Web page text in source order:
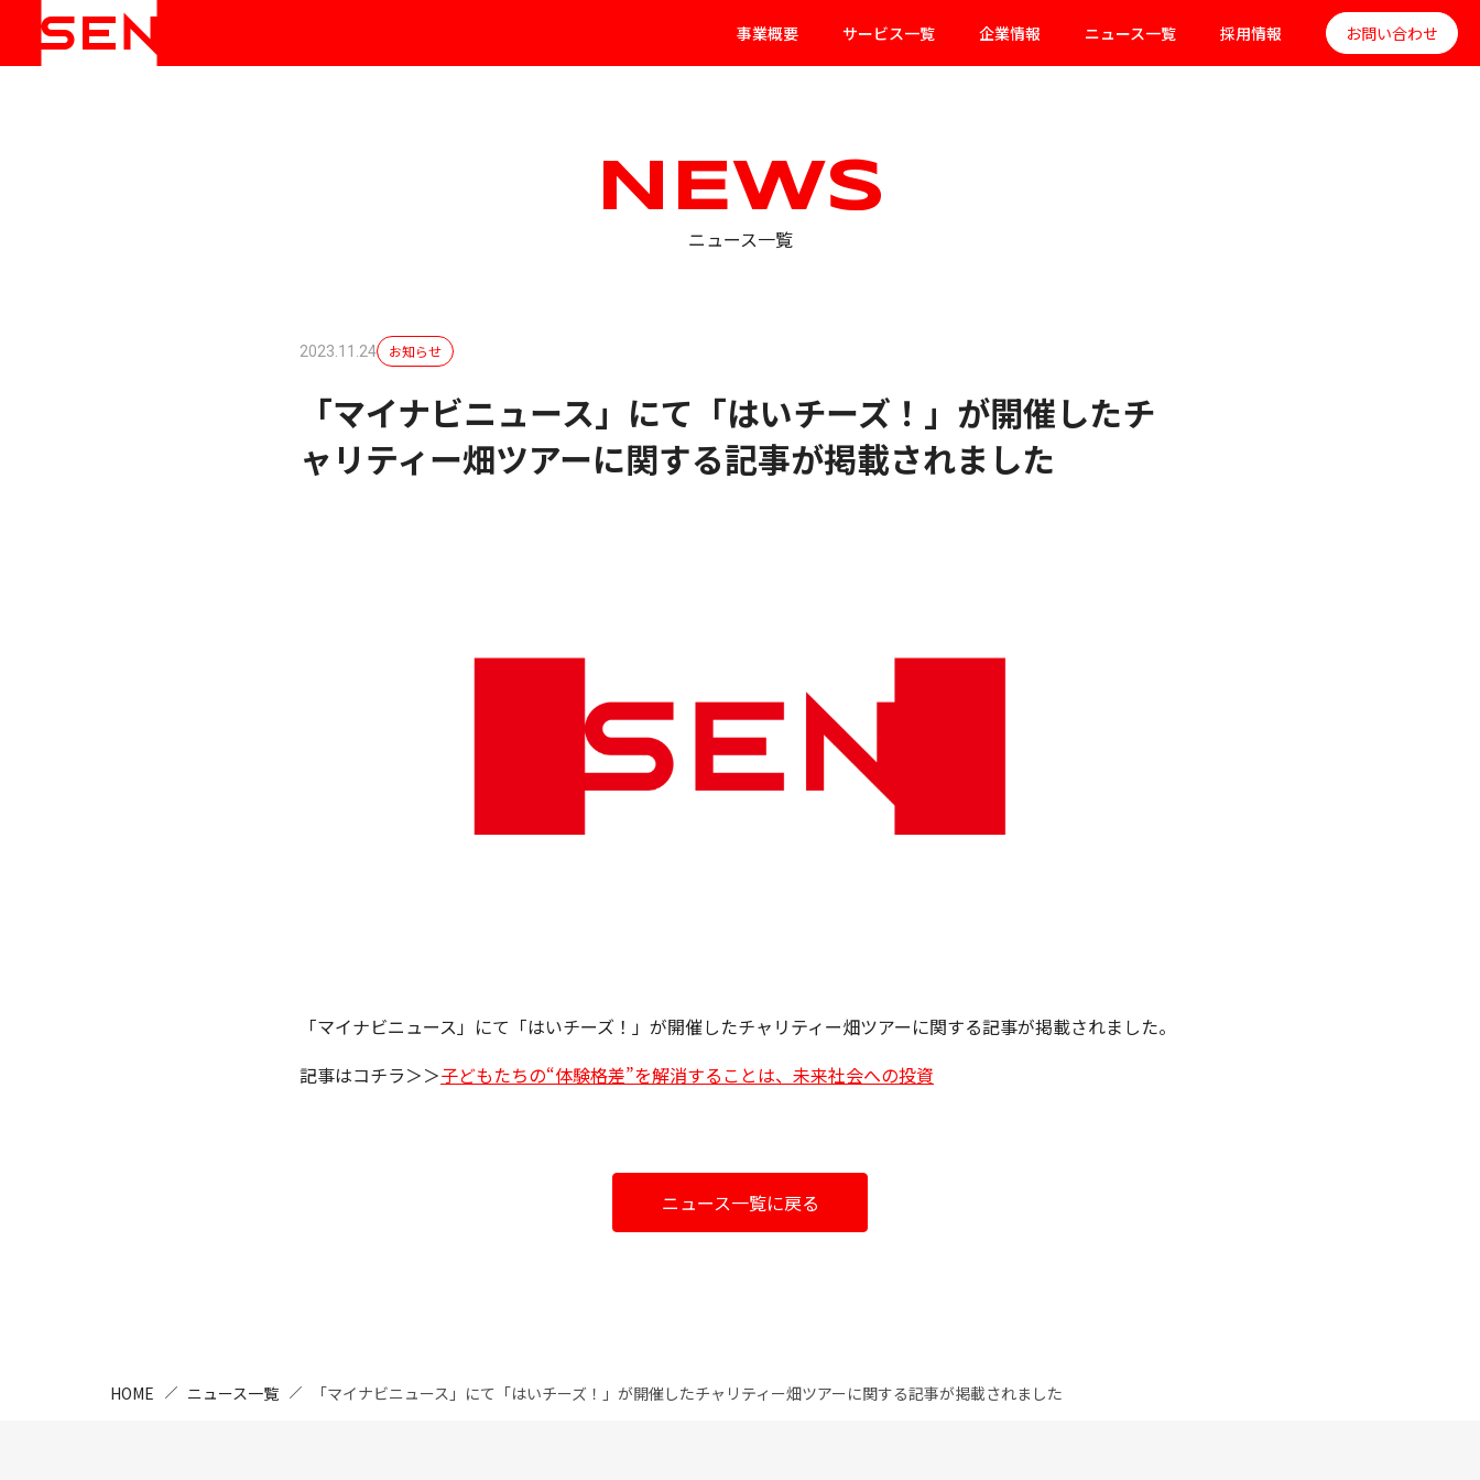
事業概要 サービス一覧 企業情報 ニュース一覧 採用情報 お問い合わせ
NEWS
ニュース一覧
2023.11.24 お知らせ
「マイナビニュース」にて「はいチーズ！」が開催したチ
ャリティー畑ツアーに関する記事が掲載されました
「マイナビニュース」にて「はいチーズ！」が開催したチャリティー畑ツアーに関する記事が掲載されました。
記事はコチラ＞＞子どもたちの“体験格差”を解消することは、未来社会への投資
ニュース一覧に戻る
HOME ニュース一覧 「マイナビニュース」にて「はいチーズ！」が開催したチャリティー畑ツアーに関する記事が掲載されました